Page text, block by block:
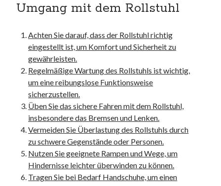
nach
nordsee urlaub
ostsee
ostsee urlaub
osze
privatumzug
rollstuhlgerechte ferienwohnung
seniorenreisen
sportunterricht
türmaße
typo3
umzugskartons
Uncategorized
unterkunft
Umgang mit dem Rollstuhl
Achten Sie darauf, dass der Rollstuhl richtig
eingestellt ist, um Komfort und Sicherheit zu
gewährleisten.
Regelmäßige Wartung des Rollstuhls ist wichtig,
um eine reibungslose Funktionsweise
sicherzustellen.
Üben Sie das sichere Fahren mit dem Rollstuhl,
insbesondere das Bremsen und Lenken.
Vermeiden Sie Überlastung des Rollstuhls durch
zu schwere Gegenstände oder Personen.
Nutzen Sie geeignete Rampen und Wege, um
Hindernisse leichter überwinden zu können.
Tragen Sie bei Bedarf Handschuhe, um einen